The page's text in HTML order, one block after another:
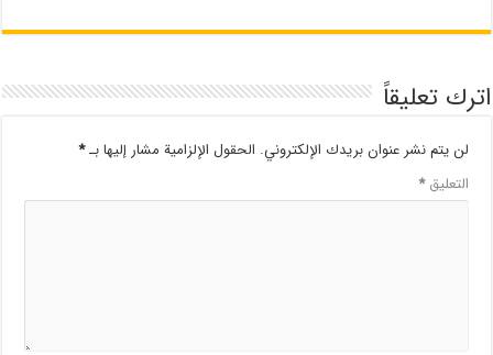
اترك تعليقاً
لن يتم نشر عنوان بريدك الإلكتروني. الحقول الإلزامية مشار إليها بـ*
التعليق*